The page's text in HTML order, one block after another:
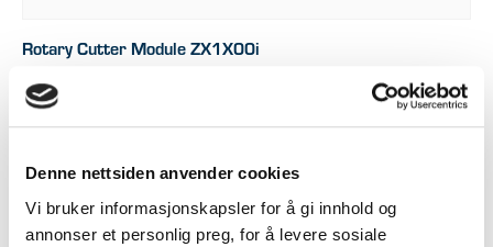
Denne nettsiden anvender cookies
Vi bruker informasjonskapsler for å gi innhold og
annonser et personlig preg, for å levere sosiale
Rotary Cutter Module ZX1X00i
Legg i handlekurv